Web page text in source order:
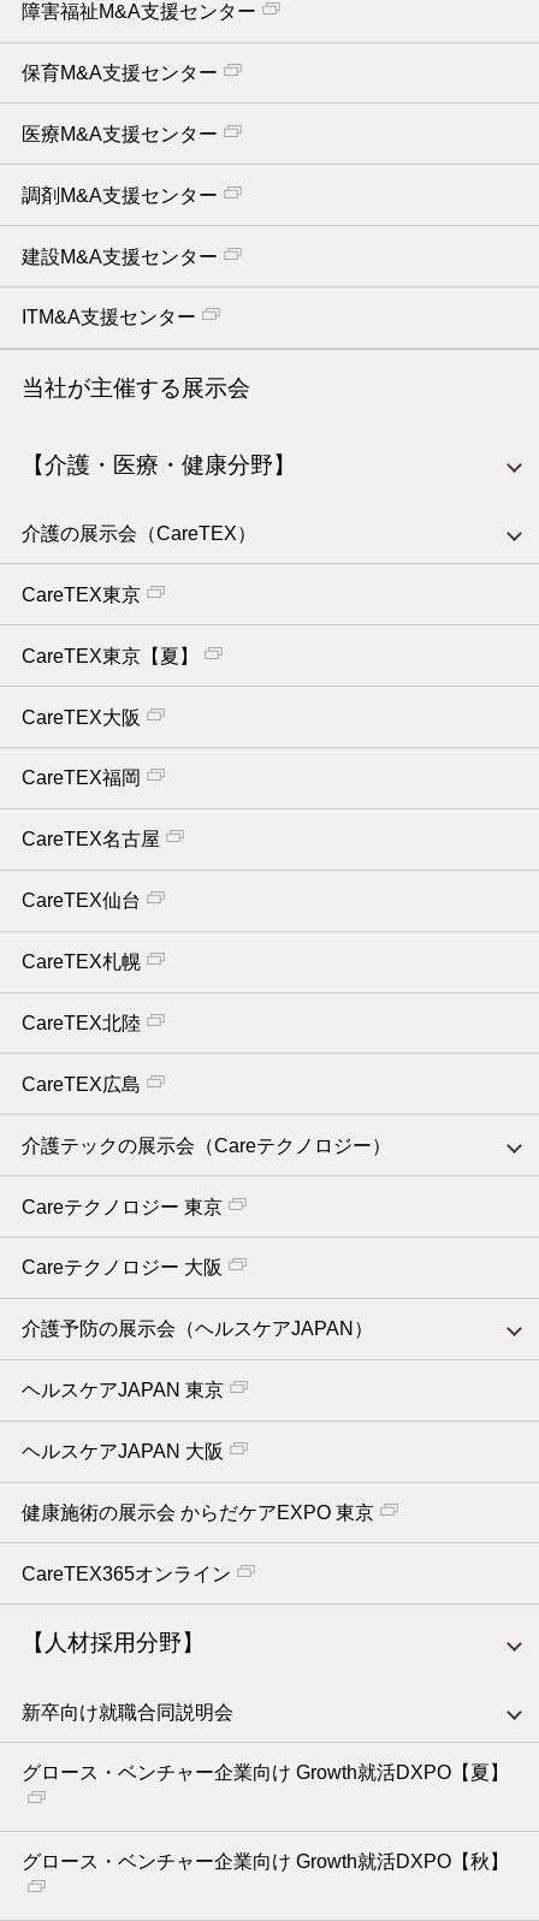
障害福祉M&A支援センター
保育M&A支援センター
医療M&A支援センター
調剤M&A支援センター
建設M&A支援センター
ITM&A支援センター
当社が主催する展示会
【介護・医療・健康分野】
介護の展示会（CareTEX）
CareTEX東京
CareTEX東京【夏】
CareTEX大阪
CareTEX福岡
CareTEX名古屋
CareTEX仙台
CareTEX札幌
CareTEX北陸
CareTEX広島
介護テックの展示会（Careテクノロジー）
Careテクノロジー 東京
Careテクノロジー 大阪
介護予防の展示会（ヘルスケアJAPAN）
ヘルスケアJAPAN 東京
ヘルスケアJAPAN 大阪
健康施術の展示会 からだケアEXPO 東京
CareTEX365オンライン
【人材採用分野】
新卒向け就職合同説明会
グロース・ベンチャー企業向け Growth就活DXPO【夏】
グロース・ベンチャー企業向け Growth就活DXPO【秋】